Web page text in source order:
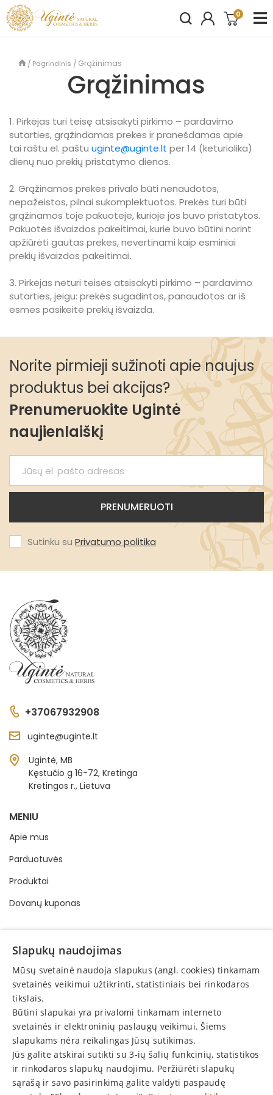
0
Pagrindinis Grąžinimas
Grąžinimas
1. Pirkėjas turi teisę atsisakyti pirkimo – pardavimo
sutarties, grąžindamas prekes ir pranešdamas apie
tai raštu el. paštu uginte@uginte.lt per 14 (keturiolika)
dienų nuo prekių pristatymo dienos.
2. Grąžinamos prekės privalo būti nenaudotos,
nepažeistos, pilnai sukomplektuotos. Prekės turi būti
grąžinamos toje pakuotėje, kurioje jos buvo pristatytos.
Pakuotės išvaizdos pakeitimai, kurie buvo būtini norint
apžiūrėti gautas prekes, nevertinami kaip esminiai
prekių išvaizdos pakeitimai.
3. Pirkėjas neturi teisės atsisakyti pirkimo – pardavimo
sutarties, jeigu: prekės sugadintos, panaudotos ar iš
esmės pasikeitė prekių išvaizda.
Norite pirmieji sužinoti apie naujus
produktus bei akcijas?
Prenumeruokite Ugintė
naujienlaiškį
Sutinku su Privatumo politika
+37067932908
uginte@uginte.lt
Ugintė, MB
Kęstučio g 16-72, Kretinga
Kretingos r., Lietuva
MENIU
Apie mus
Parduotuvės
Produktai
Dovanų kuponas
INFORMACIJA
Pirkimo - pardavimo taisyklės
Privatumo politika
Elektroninis vartotojų ginčų sprendimas
Vartotojų teisių apsauga
Grąžinimas
Skelbimai
Slapukų naudojimas
Mūsų svetainė naudoja slapukus (angl. cookies) tinkamam
svetainės veikimui užtikrinti, statistiniais bei rinkodaros
tikslais.
Būtini slapukai yra privalomi tinkamam interneto
svetainės ir elektroninių paslaugų veikimui. Šiems
slapukams nėra reikalingas Jūsų sutikimas.
Jūs galite atskirai sutikti su 3-ių šalių funkcinių, statistikos
ir rinkodaros slapukų naudojimu. Peržiūrėti slapukų
sąrašą ir savo pasirinkimą galite valdyti paspaudę